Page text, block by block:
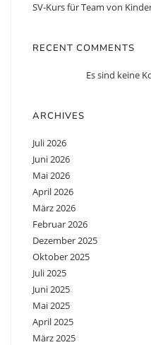
SV-Kurs für Team von
RECENT COMMENTS
Es sind keine
ARCHIVES
Juli 2026
Juni 2026
Mai 2026
April 2026
März 2026
Februar 2026
Dezember 2025
Oktober 2025
Juli 2025
Juni 2025
Mai 2025
April 2025
März 2025